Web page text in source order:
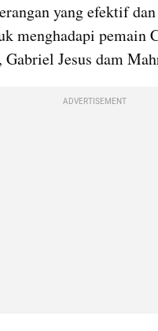
yang efektif
menghadapi pemain
Jesus dam
ADVERTISEMENT